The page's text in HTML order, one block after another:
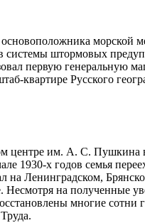
морской
системы штормовых
первую генеральную
квартире Русского
центре им. А. С.
1930-х годов семья
Ленинградском,
на полученные
многие